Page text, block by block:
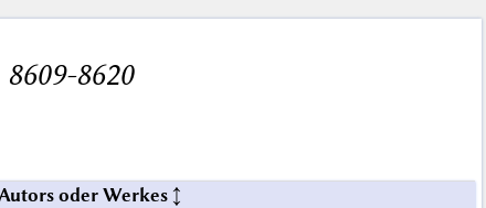
8620
oder Werkes